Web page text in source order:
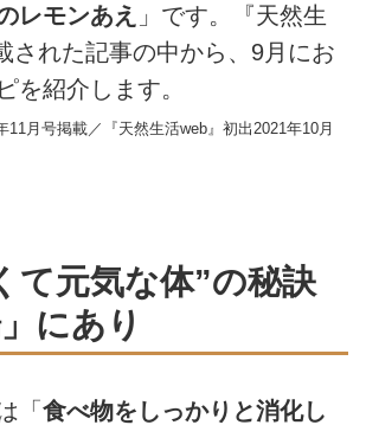
レモンあえ 」です。『天然生
された記事の中から、9月にお
を紹介します。
11月号掲載／『天然生活web』初出2021年10月
て元気な体”の秘訣
にあり
「 食べ物をしっかりと消化し